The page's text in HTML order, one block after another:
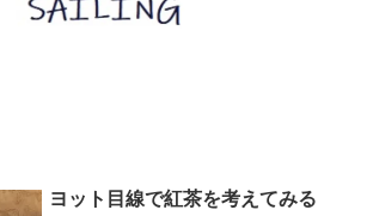
ヨット目線で紅茶を考えてみる